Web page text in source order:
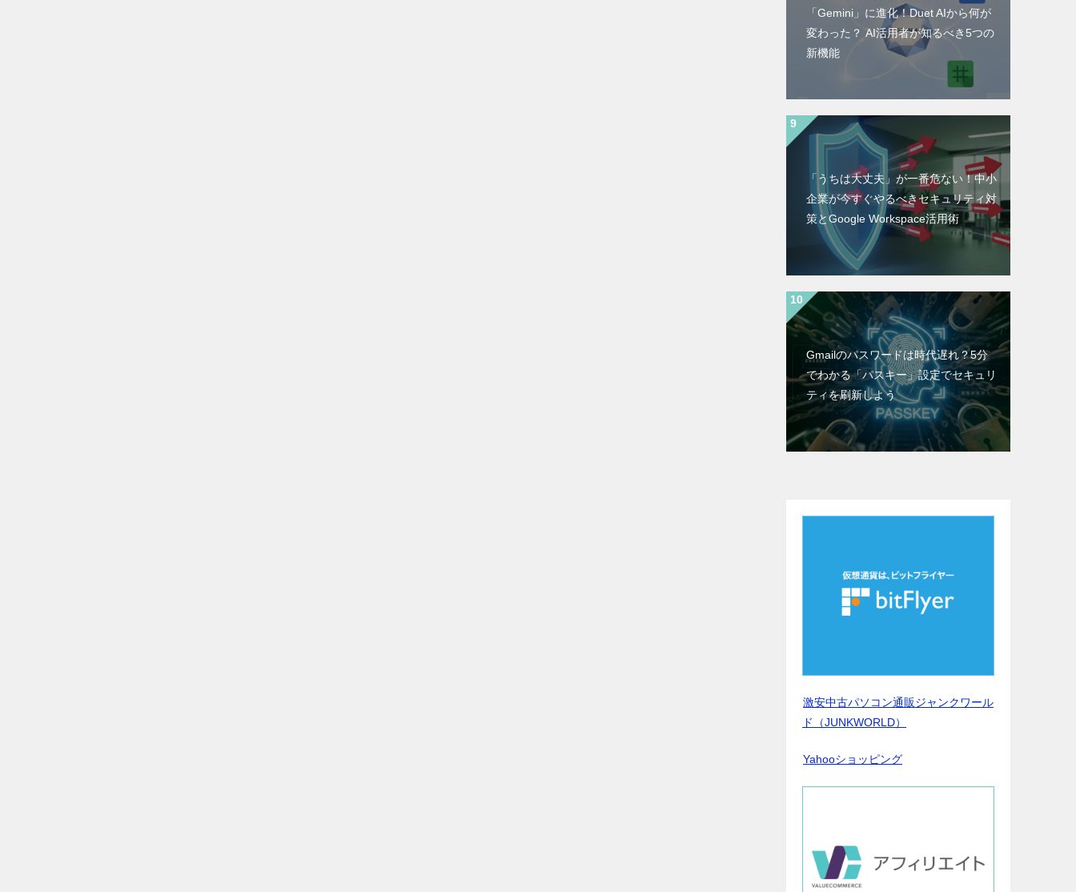
「Gemini」に進化！Duet AIから何が
変わった？ AI活用者が知るべき5つの
新機能
「うちは大丈夫」が一番危ない！中小
企業が今すぐやるべきセキュリティ対
策とGoogle Workspace活用術
Gmailのパスワードは時代遅れ？5分
でわかる「パスキー」設定でセキュリ
ティを刷新しよう
激安中古パソコン通販ジャンクワール
ド（JUNKWORLD）
Yahooショッピング